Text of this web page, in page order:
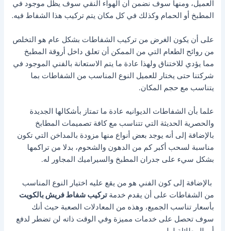
العميل، ومنها سوف نضمن أن الهواء النقي سوف يظل موجود في
المطبخ أو الحمام وكذلك في كل مكان يتم تركيب هذا الشفاط فيه.
على أن يكون الغرض من تركيب الشفاطات بشكل عام هو التخلص
من روائح الطعام التي من الممكن أن تعلق داخل أروقة المطبخ
مما يؤدي للاختناق ولهذا عادة ما يتم الاستعانة بالفني الموجود في
شركتنا حتى يختار للعميل النوع المناسب من الشفاطات بما
يتناسب مع حجم المكان.
علما بأن الشفاطات الديوانيه عادة ما تمتاز بأشكالها الجديدة
والحصرية الحديثة التي تتناسب مع كافة تصميمات المطابخ
بالإضافة إلى أنه يوجد بعض أنواع منها مزودة بالمداخن التي تكون
مناسبة لسحب أكبر كم من الدهون والشحوم، بدلا من تراكمها
بشكل سيء على جدران المطبخ والسيراميك المجاور له.
بالإضافة إلى كون الفني هو من يقع عليه اختيار النوع المناسب
من الشفاطات على أن يقدم خدمةتركيب شفاط فريش بالكويت
بأسعار تناسب الجميع، وهذه من المعادلات الصعبة حيث أنك
سوف تحصل على خدمات مميزة وفي الوقت ذاته لن تضطر لدفع